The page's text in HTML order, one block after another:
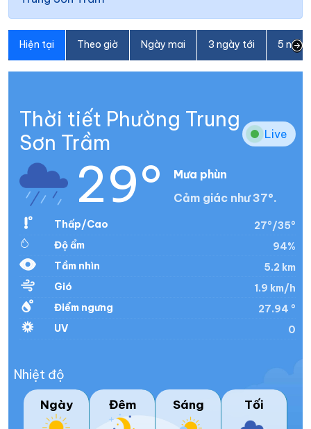
Hiện tại Theo giờ Ngày mai 3 ngày tới 5
Thời tiết Phường Trung
Sơn Trầm
Live
29°
Mưa phùn
Cảm giác như 37°.
Thấp/Cao
27°/35°
Độ ẩm
94%
Tầm nhìn
5.2 km
Gió
1.9 km/h
Điểm ngưng
27.94 °
UV
0
Nhiệt độ
Ngày Đêm Sáng Tối